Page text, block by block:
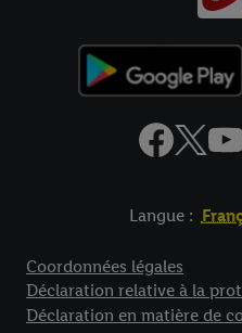
Langue :
Coordonnées légales
Déclaration relative à la
Déclaration en matière de